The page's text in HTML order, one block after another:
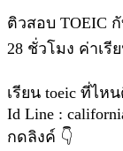
ติวสอบ TOEIC
28 ชั่วโมง ค่าเรี
เรียน toeic ที่ไหน
Id Line :
กดลิงค์ 👇